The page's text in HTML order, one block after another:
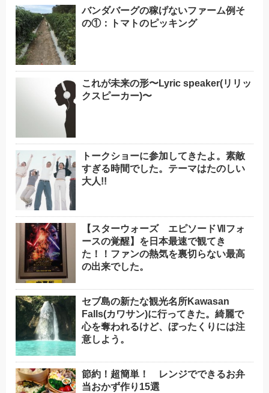
バンダバーグの稼げないファーム例そ
の①：トマトのピッキング
これが未来の形〜Lyric speaker(リリッ
クスピーカー)〜
トークショーに参加してきたよ。素敵
すぎる時間でした。テーマはたのしい
大人!!
【スターウォーズ エピソードⅦフォ
ースの覚醒】を日本最速で観てき
た！！ファンの熱気を裏切らない最高
の出来でした。
セブ島の新たな観光名所Kawasan
Falls(カワサン)に行ってきた。綺麗で
心を奪われるけど、ぼったくりには注
意しよう。
節約！超簡単！ レンジでできるお弁
当おかず作り15選